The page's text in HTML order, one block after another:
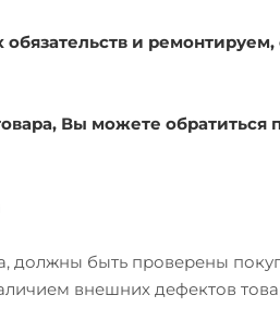
и
Вы можете обратиться
должны быть проверены
внешних дефектов